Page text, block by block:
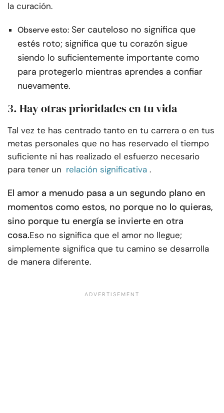
la curación.
Observe esto: Ser cauteloso no significa que
estés roto; significa que tu corazón sigue
siendo lo suficientemente importante como
para protegerlo mientras aprendes a confiar
nuevamente.
3. Hay otras prioridades en tu vida
Tal vez te has centrado tanto en tu carrera o en tus
metas personales que no has reservado el tiempo
suficiente ni has realizado el esfuerzo necesario
para tener un relación significativa .
El amor a menudo pasa a un segundo plano en
momentos como estos, no porque no lo quieras,
sino porque tu energía se invierte en otra
cosa.Eso no significa que el amor no llegue;
simplemente significa que tu camino se desarrolla
de manera diferente.